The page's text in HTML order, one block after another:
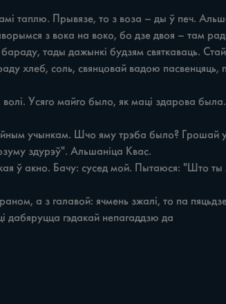
таплю. Прывязе, то з воза – ды ў печ.
хлеб, соль, свянцовай вадою пасвенцяць,
здурэў". Альшаніца Квас.
дабяруцца гэдакай непагаддзю да